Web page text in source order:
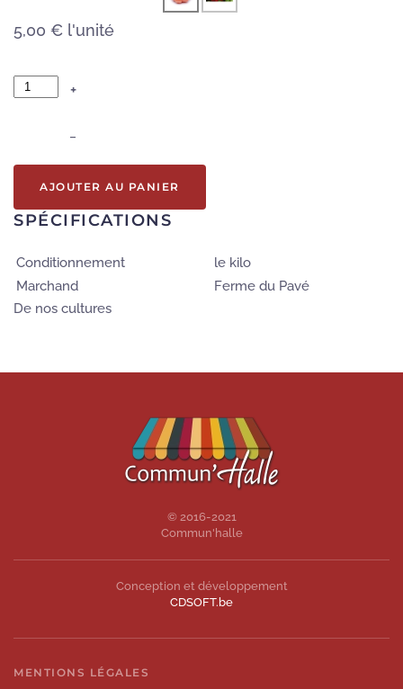
5,00 € l'unité
+
–
AJOUTER AU PANIER
SPÉCIFICATIONS
Conditionnement
le kilo
Marchand
Ferme du Pavé
De nos cultures
© 2016-2021
Commun'halle
Conception et développement
CDSOFT.be
MENTIONS LÉGALES